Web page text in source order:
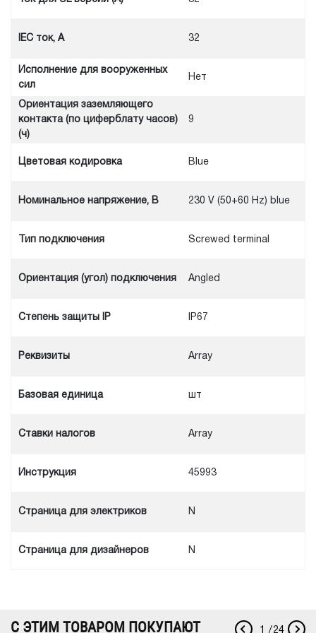
IEC ток, A 32
Исполнение для вооруженных
сил
Нет
Ориентация заземляющего
контакта (по циферблату часов)
(ч)
9
Цветовая кодировка Blue
Номинальное напряжение, В 230 V (50+60 Hz) blue
Тип подключения Screwed terminal
Ориентация (угол) подключения Angled
Степень защиты IP IP67
Реквизиты Array
Базовая единица шт
Ставки налогов Array
Инструкция 45993
Cтраница для электриков N
Cтраница для дизайнеров N
С ЭТИМ ТОВАРОМ ПОКУПАЮТ / 24
1